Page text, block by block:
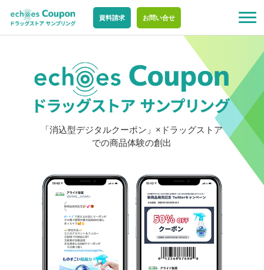
資料請求 お問い合せ
「消込型デジタルクーポン」×ドラッグストア
での商品体験の創出